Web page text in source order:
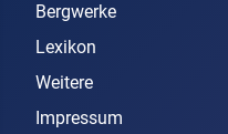
Bergwerke
Lexikon
Weitere
Impressum